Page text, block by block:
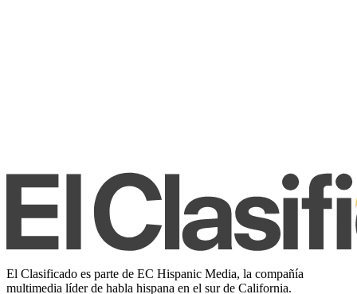
El Clasificado es parte de EC Hispanic Media, la compañía
multimedia líder de habla hispana en el sur de California.